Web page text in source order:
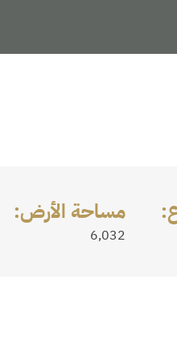
مساحة الأرض:
6,032